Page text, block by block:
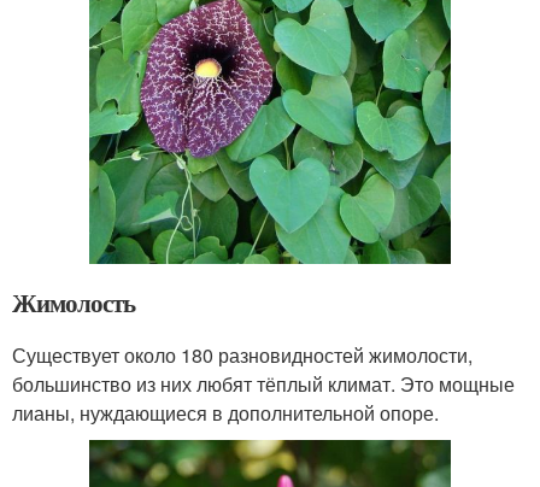
Жимолость
Существует около 180 разновидностей жимолости,
большинство из них любят тёплый климат. Это мощные
лианы, нуждающиеся в дополнительной опоре.